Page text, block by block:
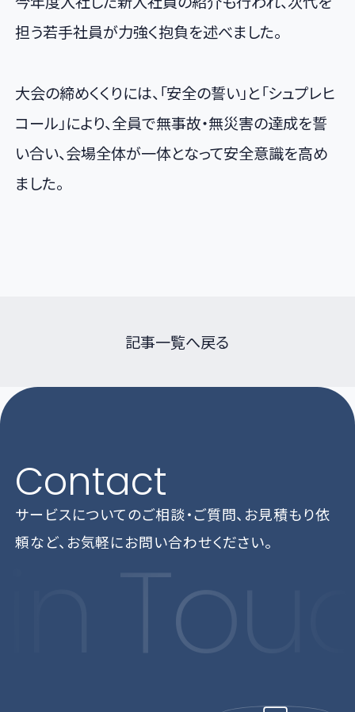
担う若手社員が力強く抱負を述べました。
大会の締めくくりには、「安全の誓い」と「シュプレヒ
コール」により、全員で無事故・無災害の達成を誓
い合い、会場全体が一体となって安全意識を高め
ました。
記事一覧へ戻る
Contact
サービスについてのご相談・ご質問、お見積もり依
頼など、 お気軽にお問い合わせください。